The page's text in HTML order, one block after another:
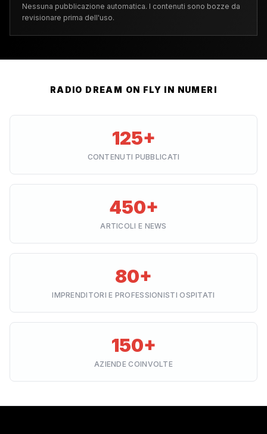
Nessuna pubblicazione automatica. I contenuti sono bozze da
revisionare prima dell'uso.
RADIO DREAM ON FLY IN NUMERI
125+
CONTENUTI PUBBLICATI
450+
ARTICOLI E NEWS
80+
IMPRENDITORI E PROFESSIONISTI OSPITATI
150+
AZIENDE COINVOLTE